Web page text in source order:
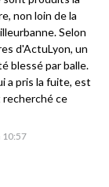
10:57
non loin de la
Selon
d'ActuLyon, un
blessé par balle.
a pris la fuite, est
ce